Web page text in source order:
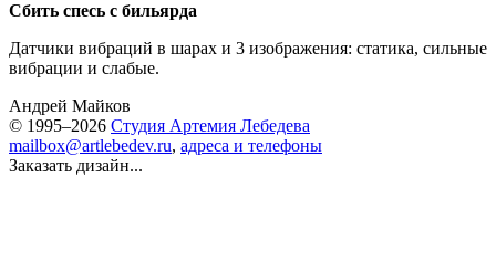
Сбить спесь с бильярда
Датчики вибраций в шарах и 3 изображения: статика, сильные
вибрации и слабые.
Андрей Майков
© 1995–2026 Студия Артемия Лебедева
mailbox@artlebedev.ru, адреса и телефоны
Заказать дизайн...